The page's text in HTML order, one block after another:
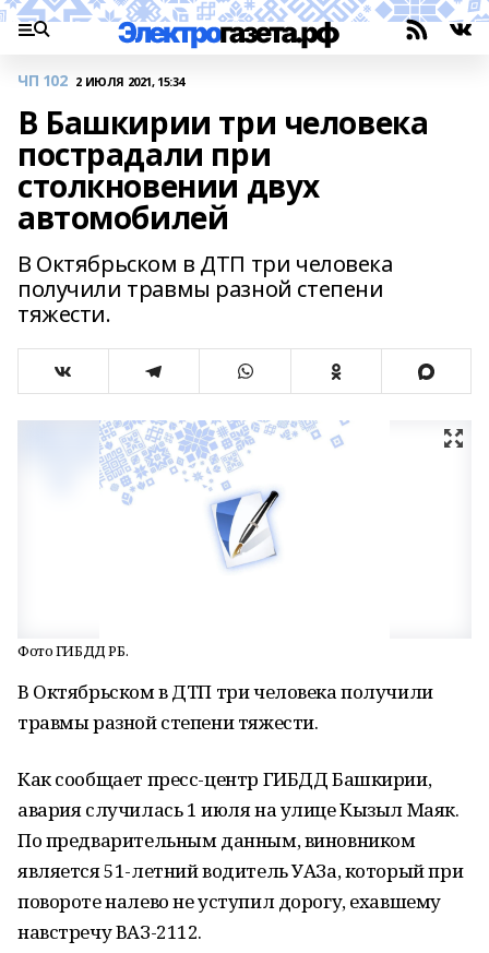
ЧП 102 2 ИЮЛЯ 2021, 15:34
В Башкирии три человека
пострадали при
столкновении двух
автомобилей
В Октябрьском в ДТП три человека
получили травмы разной степени
тяжести.
Фото ГИБДД РБ.
В Октябрьском в ДТП три человека получили
травмы разной степени тяжести.
Как сообщает пресс-центр ГИБДД Башкирии,
авария случилась 1 июля на улице Кызыл Маяк.
По предварительным данным, виновником
является 51-летний водитель УАЗа, который при
повороте налево не уступил дорогу, ехавшему
навстречу ВАЗ-2112.